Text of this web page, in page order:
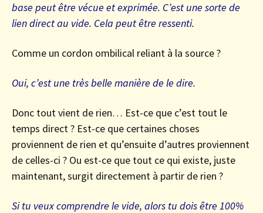
base peut être vécue et exprimée. C’est une sorte de
lien direct au vide. Cela peut être ressenti.
Comme un cordon ombilical reliant à la source ?
Oui, c’est une très belle manière de le dire.
Donc tout vient de rien… Est-ce que c’est tout le
temps direct ? Est-ce que certaines choses
proviennent de rien et qu’ensuite d’autres proviennent
de celles-ci ? Ou est-ce que tout ce qui existe, juste
maintenant, surgit directement à partir de rien ?
Si tu veux comprendre le vide, alors tu dois être 100%